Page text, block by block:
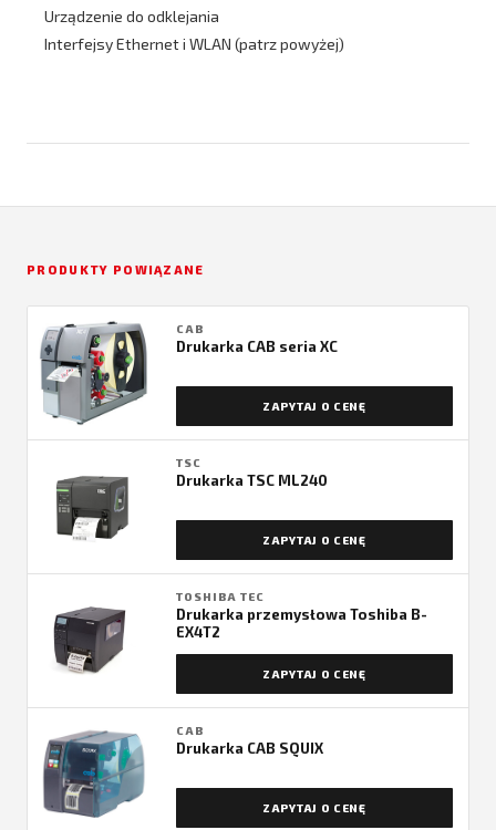
Urządzenie do odklejania
Interfejsy Ethernet i WLAN (patrz powyżej)
PRODUKTY POWIĄZANE
CAB
Drukarka CAB seria XC
ZAPYTAJ O CENĘ
TSC
Drukarka TSC ML240
ZAPYTAJ O CENĘ
TOSHIBA TEC
Drukarka przemysłowa Toshiba B-
EX4T2
ZAPYTAJ O CENĘ
CAB
Drukarka CAB SQUIX
ZAPYTAJ O CENĘ